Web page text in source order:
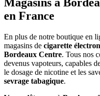
en France
En plus de notre boutique en
magasins de cigarette
Bordeaux Centre. Tous nos
devenus vapoteurs, capables
le dosage de nicotine et les
sevrage tabagique.